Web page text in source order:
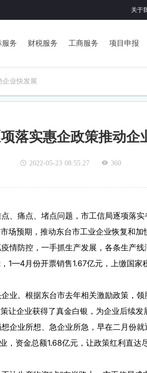
关于
服务 财税服务 工商服务 项目申报
企业快发展
落实惠企政策推动企
2022-05-23 08:55:27 360
、痛点、堵点问题，市工信局逐项落
场预期，推动东台市工业企业恢复和加
情防控，一手抓生产发展，各条生产
1—4月份开票销售1.67亿元，上缴国
业。根据东台市去年相关激励政策，
让企业获得了真金白银，为企业后续发
企业所想、急企业所急，早在二月份就
，资金总额1.68亿元，让政策红利直达